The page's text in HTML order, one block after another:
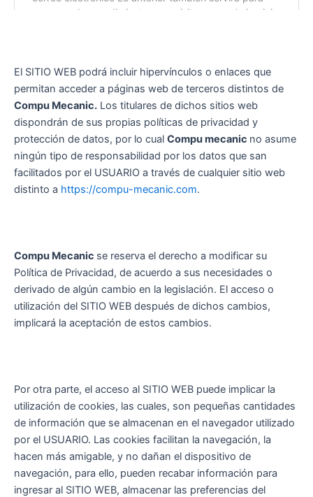
El SITIO WEB podrá incluir hipervínculos o enlaces que
permitan acceder a páginas web de terceros distintos de
Compu Mecanic. Los titulares de dichos sitios web
dispondrán de sus propias políticas de privacidad y
protección de datos, por lo cual Compu mecanic no asume
ningún tipo de responsabilidad por los datos que san
facilitados por el USUARIO a través de cualquier sitio web
distinto a https://compu-mecanic.com.
Compu Mecanic se reserva el derecho a modificar su
Política de Privacidad, de acuerdo a sus necesidades o
derivado de algún cambio en la legislación. El acceso o
utilización del SITIO WEB después de dichos cambios,
implicará la aceptación de estos cambios.
Por otra parte, el acceso al SITIO WEB puede implicar la
utilización de cookies, las cuales, son pequeñas cantidades
de información que se almacenan en el navegador utilizado
por el USUARIO. Las cookies facilitan la navegación, la
hacen más amigable, y no dañan el dispositivo de
navegación, para ello, pueden recabar información para
ingresar al SITIO WEB, almacenar las preferencias del